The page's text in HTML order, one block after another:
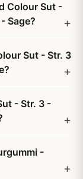
Colour Sut -
Sage?
Sut - Str. 3
- Str. 3 -
-